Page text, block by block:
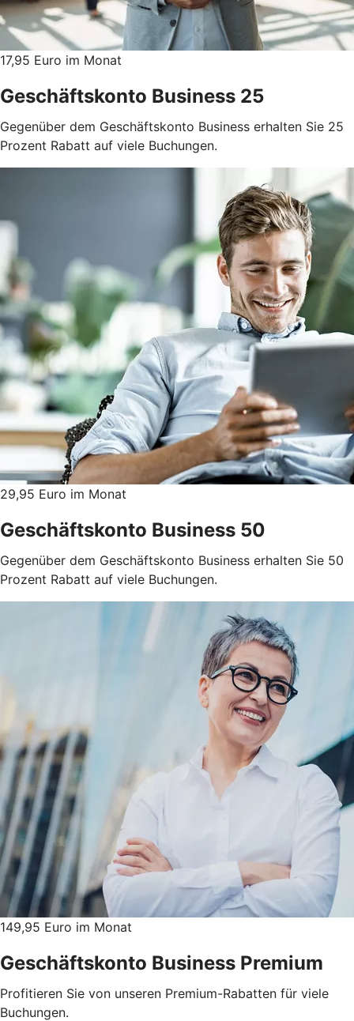
17,95 Euro im Monat
Geschäftskonto Business 25
Gegenüber dem Geschäftskonto Business erhalten Sie 25
Prozent Rabatt auf viele Buchungen.
29,95 Euro im Monat
Geschäftskonto Business 50
Gegenüber dem Geschäftskonto Business erhalten Sie 50
Prozent Rabatt auf viele Buchungen.
149,95 Euro im Monat
Geschäftskonto Business Premium
Profitieren Sie von unseren Premium-Rabatten für viele
Buchungen.